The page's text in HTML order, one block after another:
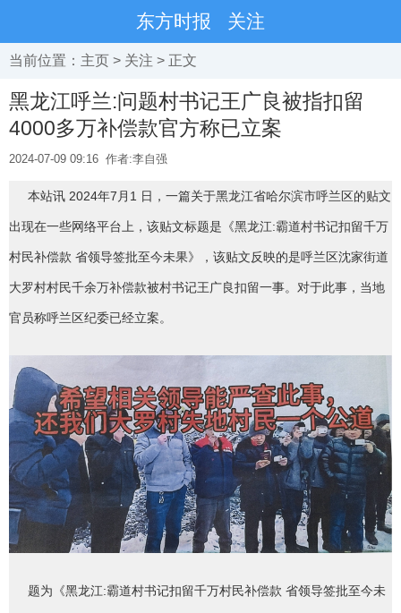
东方时报 关注
当前位置： 主页 > 关注 > 正文
黑龙江呼兰:问题村书记王广良被指扣留
4000多万补偿款官方称已立案
2024-07-09 09:16 作者:李自强
本站讯 2024年7月1 日，一篇关于黑龙江省哈尔滨市呼兰区的贴文
出现在一些网络平台上，该贴文标题是《黑龙江:霸道村书记扣留千万
村民补偿款 省领导签批至今未果》，该贴文反映的是呼兰区沈家街道
大罗村村民千余万补偿款被村书记王广良扣留一事。对于此事，当地
官员称呼兰区纪委已经立案。
题为《黑龙江:霸道村书记扣留千万村民补偿款 省领导签批至今未